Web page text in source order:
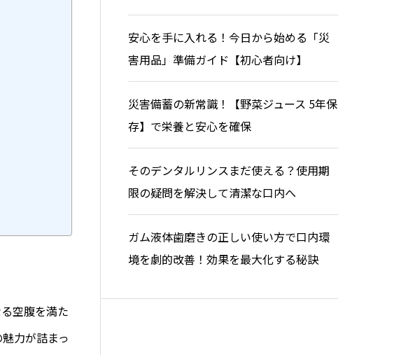
空腹を満た
力が詰まっ
安心を手に入れる！今日から始める「災
害用品」準備ガイド【初心者向け】
災害備蓄の新常識！【野菜ジュース 5年保
存】で栄養と安心を確保
そのデンタルリンスまだ使える？使用期
限の疑問を解決して清潔な口内へ
ガム液体歯磨きの正しい使い方で口内環
境を劇的改善！効果を最大化する秘訣